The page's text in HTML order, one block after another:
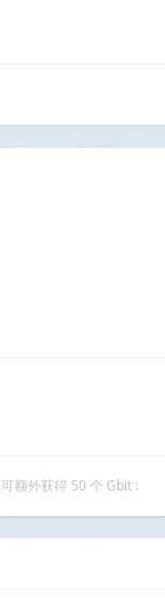
额外获得 50 个 Gbit :